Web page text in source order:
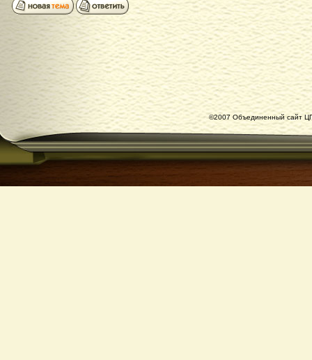
©2007 Объединенный сайт